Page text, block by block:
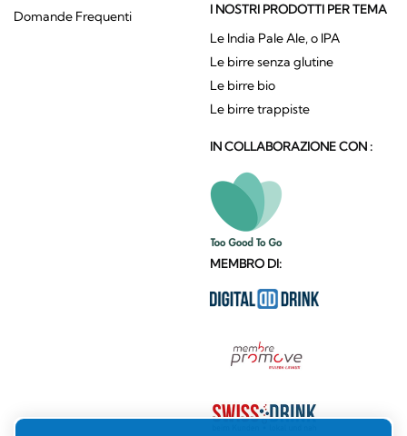
Domande Frequenti I NOSTRI PRODOTTI PER TEMA
Le India Pale Ale, o IPA
Le birre senza glutine
Le birre bio
Le birre trappiste
IN COLLABORAZIONE CON :
MEMBRO DI: